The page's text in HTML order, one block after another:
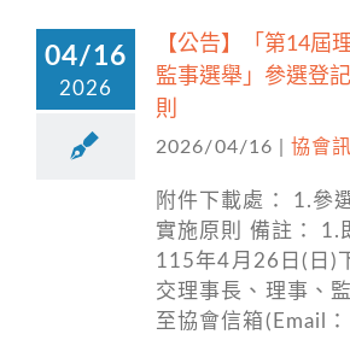
04/16
2026
【公告】「第14屆
監事選舉」參選登
則
2026/04/16 協會
附件下載處： 1.參
實施原則 備註： 1.
115年4月26日(日)
交理事長、理事、
至協會信箱(Email：